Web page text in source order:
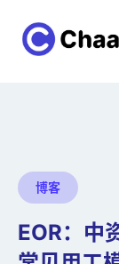
博客
EOR：中